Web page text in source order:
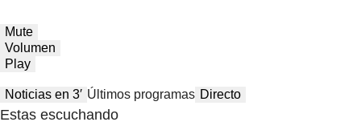
Mute
Volumen
Play
Noticias en 3′ Últimos programas Directo
Estas escuchando